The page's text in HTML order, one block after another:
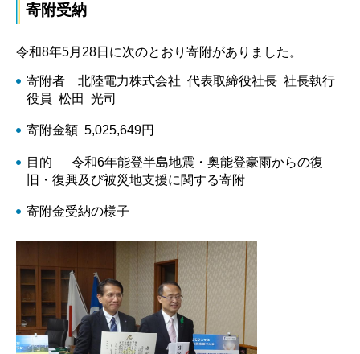
寄附受納
令和8年5月28日に次のとおり寄附がありました。
寄附者 北陸電力株式会社 代表取締役社長 社長執行
役員 松田 光司
寄附金額 5,025,649円
目的 令和6年能登半島地震・奥能登豪雨からの復
旧・復興及び被災地支援に関する寄附
寄附金受納の様子